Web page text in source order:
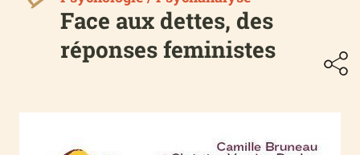
Face aux dettes, des
réponses feministes